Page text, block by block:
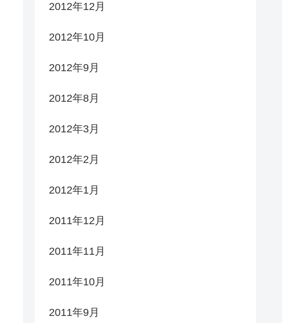
2012年12月
2012年10月
2012年9月
2012年8月
2012年3月
2012年2月
2012年1月
2011年12月
2011年11月
2011年10月
2011年9月